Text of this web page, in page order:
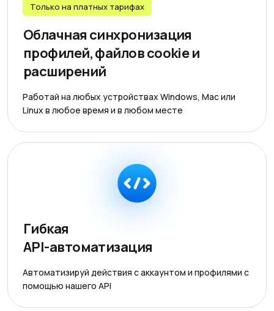
Только на платных тарифаx
Облачная синхронизация
профилей, файлов cookie и
расширений
Работай на любых устройствах Windows, Mac или
Linux в любое время и в любом месте
Гибкая
API-автоматизация
Автоматизируй действия с аккаунтом и профилями с
помощью нашего API